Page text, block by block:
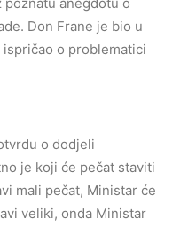
Don Frane je bio u
o problematici
o dodjeli
je koji će pečat staviti
mali pečat, Ministar će
veliki, onda Ministar